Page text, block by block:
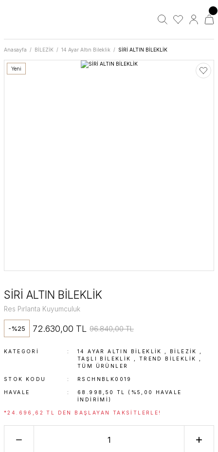
Anasayfa BİLEZİK 14 Ayar Altın Bileklik SİRİ ALTIN BİLEKLİK
Yeni
SİRİ ALTIN BİLEKLİK
Res Pırlanta Kuyumculuk
-%25 72.630,00 TL 96.840,00 TL
KATEGORI 14 AYAR ALTIN BILEKLIK BİLEZİK
TAŞLI BILEKLIK
TREND BILEKLIK
TÜM ÜRÜNLER
STOK KODU RSCHNBLK0019
HAVALE
68.998,50 TL (%5,00 HAVALE
INDIRIMI)
*24.696,62 TL DEN BAŞLAYAN TAKSITLERLE!